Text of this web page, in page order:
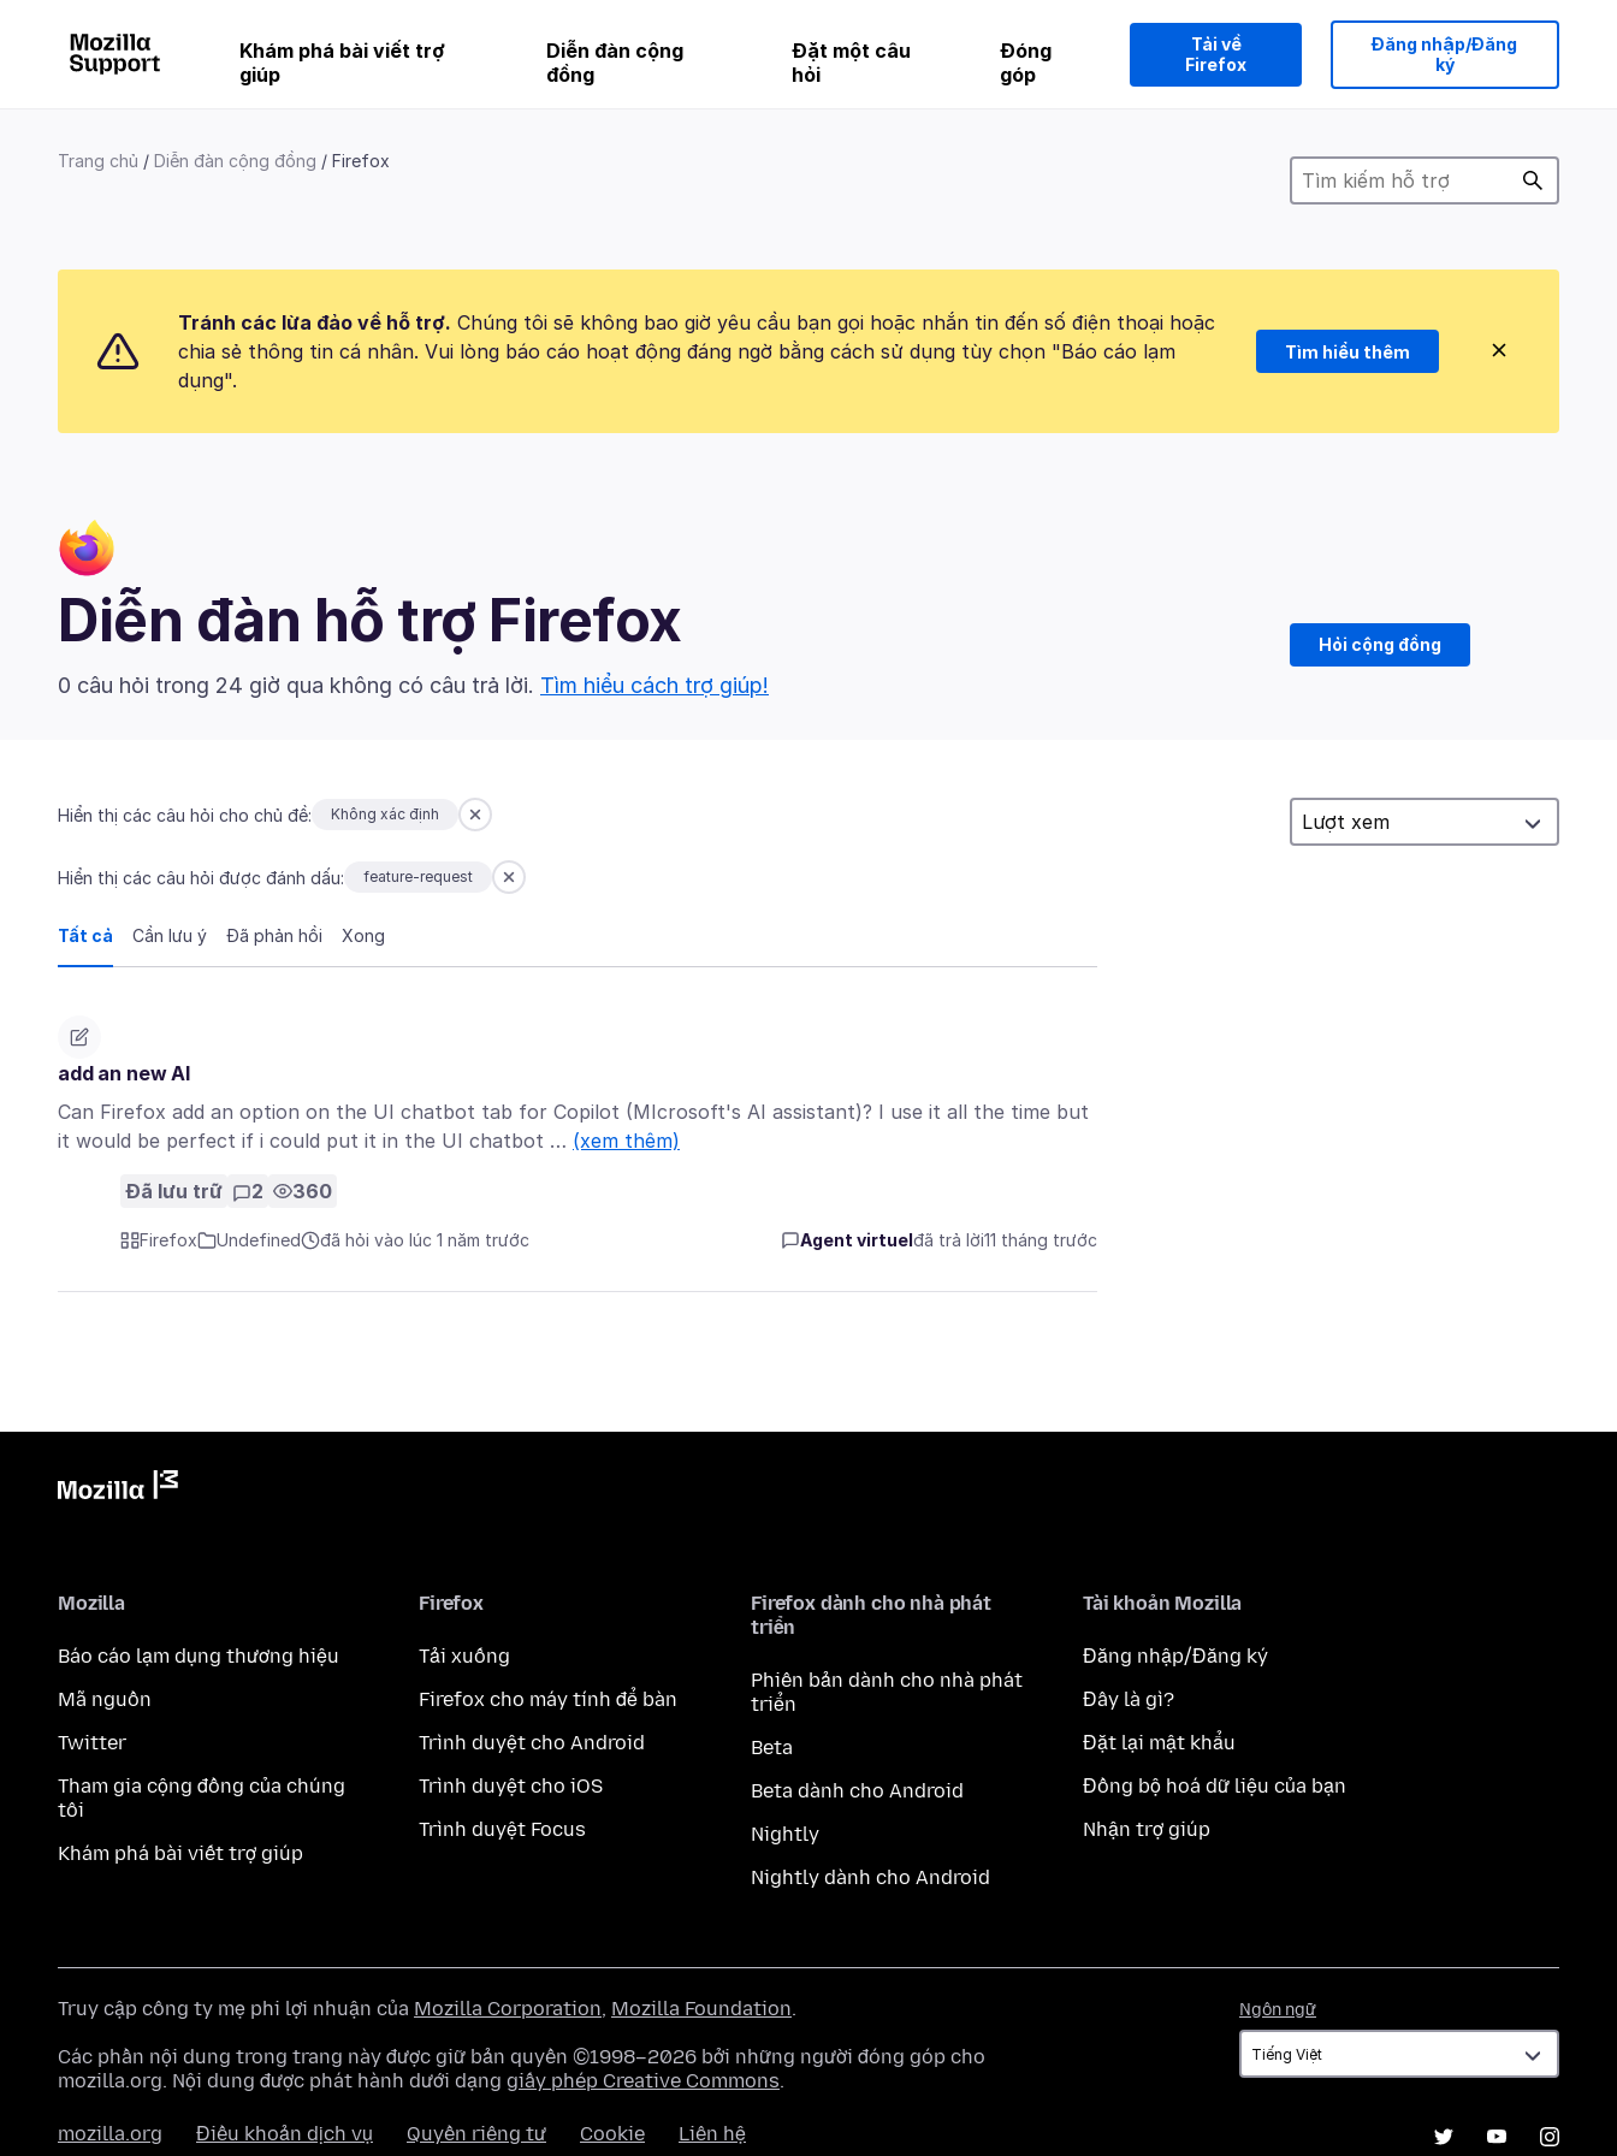
Khám phá bài viết trợ
giúp
Diễn đàn cộng
đồng
Đặt một câu
hỏi
Đóng
góp
Tải về
Firefox
Đăng nhập/Đăng
ký
Trang chủ Diễn đàn cộng đồng Firefox
Tránh các lừa đảo về hỗ trợ. Chúng tôi sẽ không bao giờ yêu cầu bạn gọi hoặc nhắn tin đến số điện thoại hoặc
chia sẻ thông tin cá nhân. Vui lòng báo cáo hoạt động đáng ngờ bằng cách sử dụng tùy chọn "Báo cáo lạm
dụng".
Tìm hiểu thêm
Diễn đàn hỗ trợ Firefox
0 câu hỏi trong 24 giờ qua không có câu trả lời. Tìm hiểu cách trợ giúp!
Hỏi cộng đồng
Hiển thị các câu hỏi cho chủ đề: Không xác định
Hiển thị các câu hỏi được đánh dấu: feature-request
Tất cả Cần lưu ý Đã phản hồi Xong
add an new AI
Can Firefox add an option on the UI chatbot tab for Copilot (MIcrosoft's AI assistant)? I use it all the time but
it would be perfect if i could put it in the UI chatbot … (xem thêm)
Đã lưu trữ 2 360
Firefox Undefined đã hỏi vào lúc 1 năm trước Agent virtuelđã trả lời11 tháng trước
Mozilla
Báo cáo lạm dụng thương hiệu
Mã nguồn
Twitter
Tham gia cộng đồng của chúng
tôi
Khám phá bài viết trợ giúp
Firefox
Tải xuống
Firefox cho máy tính để bàn
Trình duyệt cho Android
Trình duyệt cho iOS
Trình duyệt Focus
Firefox dành cho nhà phát
triển
Phiên bản dành cho nhà phát
triển
Beta
Beta dành cho Android
Nightly
Nightly dành cho Android
Tài khoản Mozilla
Đăng nhập/Đăng ký
Đây là gì?
Đặt lại mật khẩu
Đồng bộ hoá dữ liệu của bạn
Nhận trợ giúp
Ngôn ngữ
ngữ
Truy cập công ty mẹ phi lợi nhuận của Mozilla Corporation, Mozilla Foundation.
Các phần nội dung trong trang này được giữ bản quyền ©1998–2026 bởi những người đóng góp cho
mozilla.org. Nội dung được phát hành dưới dạng giấy phép Creative Commons.
mozilla.org Điều khoản dịch vụ Quyền riêng tư Cookie Liên hệ